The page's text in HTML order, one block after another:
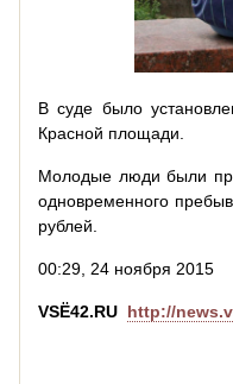
В суде было
Красной площади.
Молодые люди были
одновременного
рублей.
00:29, 24 ноября 2015
VSЁ42.RU http://